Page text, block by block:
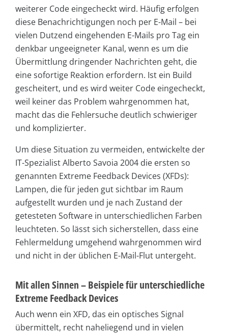
weiterer Code eingecheckt wird. Häufig erfolgen
diese Benachrichtigungen noch per E-Mail – bei
vielen Dutzend eingehenden E-Mails pro Tag ein
denkbar ungeeigneter Kanal, wenn es um die
Übermittlung dringender Nachrichten geht, die
eine sofortige Reaktion erfordern. Ist ein Build
gescheitert, und es wird weiter Code eingecheckt,
weil keiner das Problem wahrgenommen hat,
macht das die Fehlersuche deutlich schwieriger
und komplizierter.
Um diese Situation zu vermeiden, entwickelte der
IT-Spezialist Alberto Savoia 2004 die ersten so
genannten Extreme Feedback Devices (XFDs):
Lampen, die für jeden gut sichtbar im Raum
aufgestellt wurden und je nach Zustand der
getesteten Software in unterschiedlichen Farben
leuchteten. So lässt sich sicherstellen, dass eine
Fehlermeldung umgehend wahrgenommen wird
und nicht in der üblichen E-Mail-Flut untergeht.
Mit allen Sinnen – Beispiele für unterschiedliche
Extreme Feedback Devices
Auch wenn ein XFD, das ein optisches Signal
übermittelt, recht naheliegend und in vielen